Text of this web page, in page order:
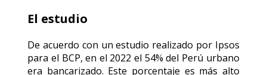
El estudio
De acuerdo con un estudio realizado por Ipsos
para el BCP, en el 2022 el 54% del Perú urbano
era bancarizado. Este porcentaje es más alto